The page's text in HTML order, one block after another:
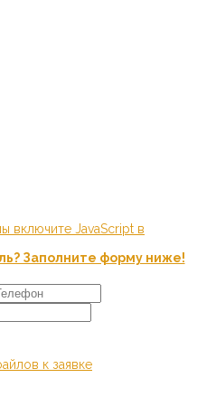
включите JavaScript в
Заполните форму ниже!
к заявке